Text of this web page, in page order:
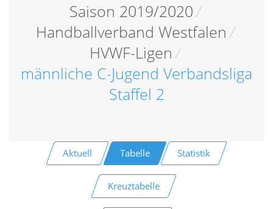
Saison 2019/2020/
Handballverband Westfalen/
HVWF-Ligen /
männliche C-Jugend Verbandsliga
Staffel 2
Aktuell Tabelle Statistik
Kreuztabelle